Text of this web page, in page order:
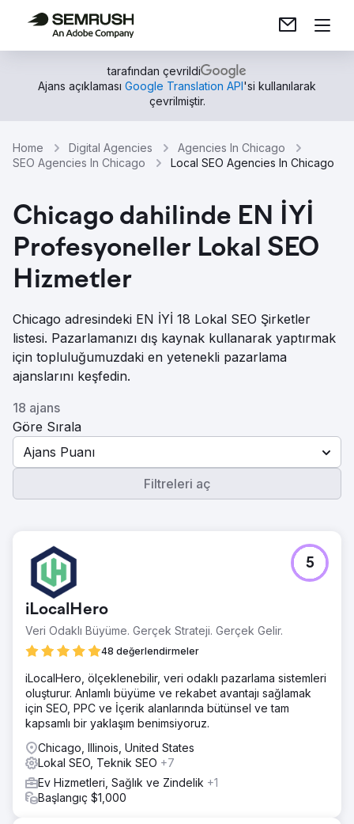
tarafından çevrildi
Ajans açıklaması Google Translation API'si kullanılarak
çevrilmiştir.
Home Digital Agencies
Agencies In Chicago
SEO Agencies In Chicago
Local SEO Agencies In Chicago
Chicago dahilinde EN İYİ
Profesyoneller Lokal SEO
Hizmetler
Chicago adresindeki EN İYİ 18 Lokal SEO Şirketler
listesi. Pazarlamanızı dış kaynak kullanarak yaptırmak
için topluluğumuzdaki en yetenekli pazarlama
ajanslarını keşfedin.
18 ajans
Göre Sırala
Ajans Puanı
Filtreleri aç
iLocalHero
Veri Odaklı Büyüme. Gerçek Strateji. Gerçek Gelir.
48 değerlendirmeler
5
iLocalHero, ölçeklenebilir, veri odaklı pazarlama sistemleri
oluşturur. Anlamlı büyüme ve rekabet avantajı sağlamak
için SEO, PPC ve İçerik alanlarında bütünsel ve tam
kapsamlı bir yaklaşım benimsiyoruz.
Chicago, Illinois, United States
Lokal SEO, Teknik SEO +7
Ev Hizmetleri, Sağlık ve Zindelik +1
Başlangıç $1,000